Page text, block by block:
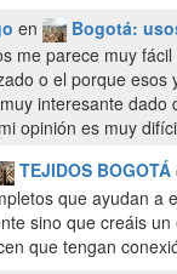
en Bogotá:
me parece muy
o el porque esos
interesante
opinión es muy
TEJIDOS BOGOTÁ
que ayudan a
sino que creáis
que tengan